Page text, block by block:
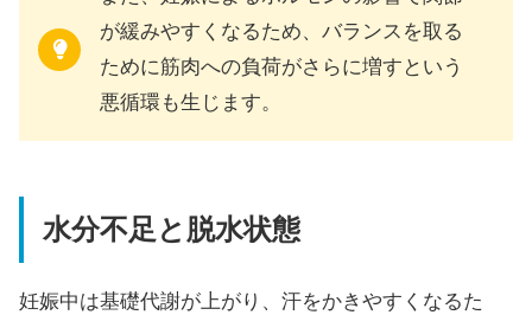
が緩みやすくなるため、バランスを取る
ために筋肉への負荷がさらに増すという
悪循環も生じます。
水分不足と脱水状態
妊娠中は基礎代謝が上がり、汗をかきやすくなるた